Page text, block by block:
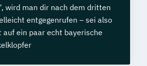
wird man dir nach dem dritten
entgegenrufen – sei also
auf ein paar echt bayerische